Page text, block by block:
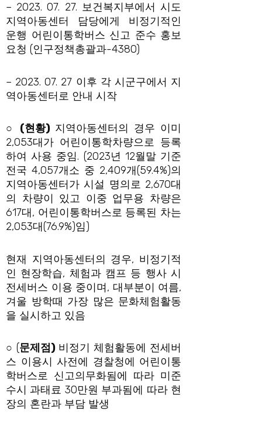
– 2023. 07. 27. 보건복지부에서 시도
지역아동센터 담당에게 비정기적인
운행 어린이통학버스 신고 준수 홍보
요청 (인구정책총괄과-4380)
– 2023. 07. 27 이후 각 시군구에서 지
역아동센터로 안내 시작
○ (현황) 지역아동센터의 경우 이미
2,053대가 어린이통학차량으로 등록
하여 사용 중임. (2023년 12월말 기준
전국 4,057개소 중 2,409개(59.4%)의
지역아동센터가 시설 명의로 2,670대
의 차량이 있고 이중 업무용 차량은
617대, 어린이통학버스로 등록된 차는
2,053대(76.9%)임)
현재 지역아동센터의 경우, 비정기적
인 현장학습, 체험과 캠프 등 행사 시
전세버스 이용 중이며, 대부분이 여름,
겨울 방학때 가장 많은 문화체험활동
을 실시하고 있음
○ (문제점 ) 비정기 체험활동에 전세버
스 이용시 사전에 경찰청에 어린이통
학버스로 신고의무화됨에 따라 미준
수시 과태료 30만원 부과됨에 따라 현
장의 혼란과 부담 발생